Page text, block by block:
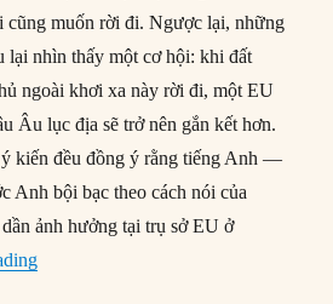
cũng muốn rời đi. Ngược lại, những
lại nhìn thấy một cơ hội: khi đất
ngoài khơi xa này rời đi, một EU
Âu lục địa sẽ trở nên gắn kết hơn.
kiến đều đồng ý rằng tiếng Anh —
Anh bội bạc theo cách nói của
ảnh hưởng tại trụ sở EU ở
“Một châu Âu mang màu sắc Pháp